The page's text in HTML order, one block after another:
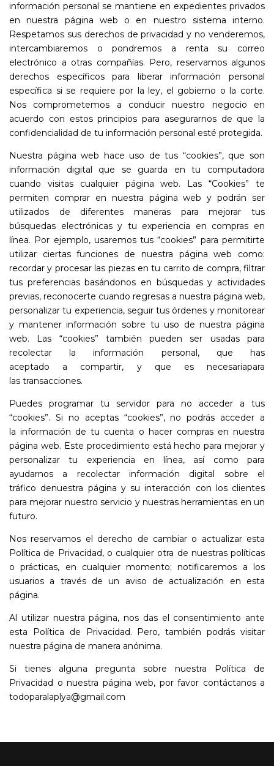
información personal se mantiene en expedientes privados
en nuestra página web o en nuestro sistema interno.
Respetamos sus derechos de privacidad y no venderemos,
intercambiaremos o pondremos a renta su correo
electrónico a otras compañías. Pero, reservamos algunos
derechos específicos para liberar información personal
específica si se requiere por la ley, el gobierno o la corte.
Nos comprometemos a conducir nuestro negocio en
acuerdo con estos principios para asegurarnos de que la
confidencialidad de tu información personal esté protegida.
Nuestra página web hace uso de tus “cookies”, que son
información digital que se guarda en tu computadora
cuando visitas cualquier página web. Las “Cookies” te
permiten comprar en nuestra página web y podrán ser
utilizados de diferentes maneras para mejorar tus
búsquedas electrónicas y tu experiencia en compras en
línea. Por ejemplo, usaremos tus “cookies” para permitirte
utilizar ciertas funciones de nuestra página web como:
recordar y procesar las piezas en tu carrito de compra, filtrar
tus preferencias basándonos en búsquedas y actividades
previas, reconocerte cuando regresas a nuestra página web,
personalizar tu experiencia, seguir tus órdenes y monitorear
y mantener información sobre tu uso de nuestra página
web. ​Las “cookies” también pueden ser usadas para
recolectar la información personal, que has
aceptado a compartir, y que es necesariapara
las transacciones.
Puedes programar tu servidor para no acceder a tus
“cookies”. Si no aceptas “cookies”, no podrás acceder a
la información de tu cuenta o hacer compras en nuestra
página web. Este procedimiento está hecho para mejorar y
personalizar tu experiencia en línea, así como para
ayudarnos a recolectar información digital sobre el
tráfico denuestra página y su interacción con los clientes
para mejorar nuestro servicio y nuestras herramientas en un
futuro.
Nos reservamos el derecho de cambiar o actualizar esta
Política de Privacidad, o cualquier otra de nuestras políticas
o prácticas, en cualquier momento; notificaremos a los
usuarios a través de un aviso de actualización en esta
página.
Al utilizar nuestra página, nos das el consentimiento ante
esta Política de Privacidad. Pero, también podrás visitar
nuestra página de manera anónima.
Si tienes alguna pregunta sobre nuestra Política de
Privacidad o nuestra página web, por favor contáctanos a
todoparalaplya@gmail.com